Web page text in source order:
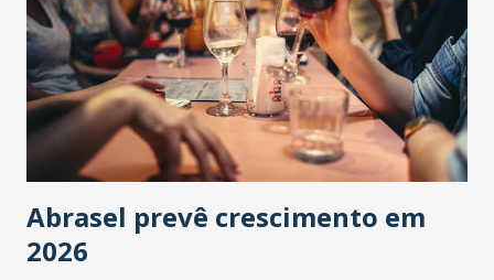
Abrasel prevê crescimento em
2026